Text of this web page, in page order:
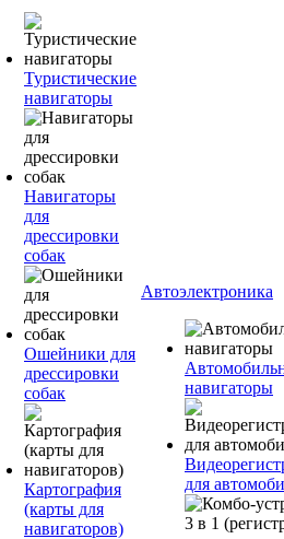
Туристические
навигаторы
Навигаторы
для
дрессировки
собак
Ошейники для
дрессировки
собак
Картография
(карты для
навигаторов)
Автоэлектроника
навигаторы
для